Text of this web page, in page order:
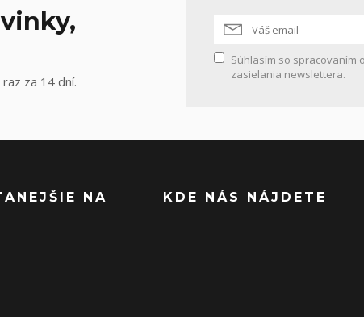
za 14 dní.
Súhlasím so spracovaním
zasielania newslettera.
NA
KDE NÁS NÁJDETE